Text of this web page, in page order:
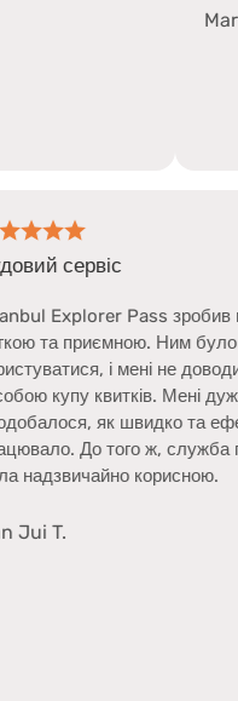
простим за
Ми
без
зручною
роботу
легкою
із
була